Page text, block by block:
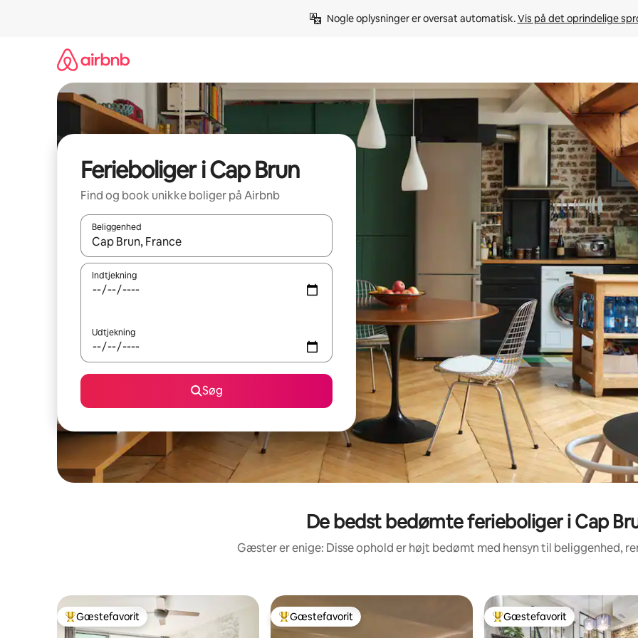
Nogle oplysninger er oversat automatisk. Vis på det oprindelige
Ferieboliger i Cap Brun
Find og book unikke boliger på Airbnb
Beliggenhed
Når resultaterne er tilgængelige, skal du navigere med piletasterne op og ned eller se mere ved at trykke eller stryge.
Indtjekning
Udtjekning
Søg
De bedst bedømte ferieboliger i Cap
Gæster er enige: Disse ophold er højt bedømt med hensyn til beliggenhed,
Bedste gæstefavorit
Gæstefavorit Bedste gæstefavorit
Gæstefavorit Bedste gæstefavorit
Gæstefavorit